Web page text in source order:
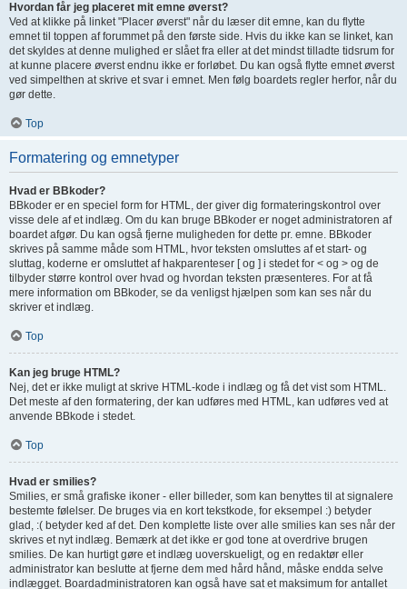
Hvordan får jeg placeret mit emne øverst?
Ved at klikke på linket "Placer øverst" når du læser dit emne, kan du flytte
emnet til toppen af forummet på den første side. Hvis du ikke kan se linket, kan
det skyldes at denne mulighed er slået fra eller at det mindst tilladte tidsrum for
at kunne placere øverst endnu ikke er forløbet. Du kan også flytte emnet øverst
ved simpelthen at skrive et svar i emnet. Men følg boardets regler herfor, når du
gør dette.
Top
Formatering og emnetyper
Hvad er BBkoder?
BBkoder er en speciel form for HTML, der giver dig formateringskontrol over
visse dele af et indlæg. Om du kan bruge BBkoder er noget administratoren af
boardet afgør. Du kan også fjerne muligheden for dette pr. emne. BBkoder
skrives på samme måde som HTML, hvor teksten omsluttes af et start- og
sluttag, koderne er omsluttet af hakparenteser [ og ] i stedet for < og > og de
tilbyder større kontrol over hvad og hvordan teksten præsenteres. For at få
mere information om BBkoder, se da venligst hjælpen som kan ses når du
skriver et indlæg.
Top
Kan jeg bruge HTML?
Nej, det er ikke muligt at skrive HTML-kode i indlæg og få det vist som HTML.
Det meste af den formatering, der kan udføres med HTML, kan udføres ved at
anvende BBkode i stedet.
Top
Hvad er smilies?
Smilies, er små grafiske ikoner - eller billeder, som kan benyttes til at signalere
bestemte følelser. De bruges via en kort tekstkode, for eksempel :) betyder
glad, :( betyder ked af det. Den komplette liste over alle smilies kan ses når der
skrives et nyt indlæg. Bemærk at det ikke er god tone at overdrive brugen
smilies. De kan hurtigt gøre et indlæg uoverskueligt, og en redaktør eller
administrator kan beslutte at fjerne dem med hård hånd, måske endda selve
indlægget. Boardadministratoren kan også have sat et maksimum for antallet